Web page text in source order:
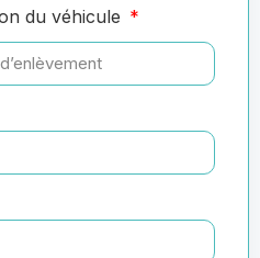
du véhicule